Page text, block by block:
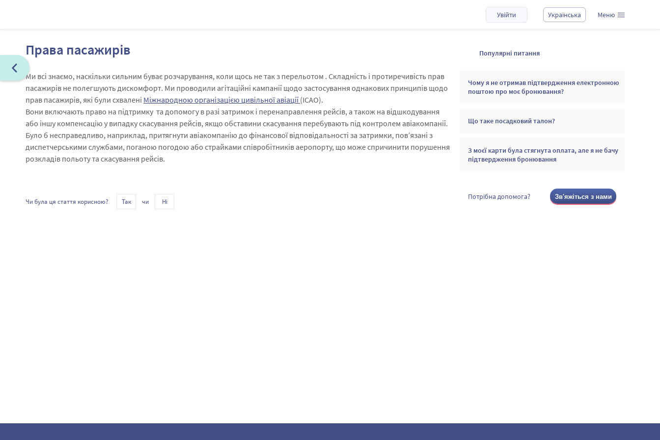
Увійти Українська Меню
Права пасажирів
Ми всі знаємо, наскільки сильним буває розчарування, коли щось не так з перельотом . Складність і протиречивість прав
пасажирів не полегшують дискомфорт. Ми проводили агітаційні кампанії щодо застосування однакових принципів щодо
прав пасажирів, які були схвалені Міжнародною організацією цивільної авіації (ICAO).
Вони включають право на підтримку та допомогу в разі затримок і перенаправлення рейсів, а також на відшкодування
або іншу компенсацію у випадку скасування рейсів, якщо обставини скасування перебувають під контролем авіакомпанії.
Було б несправедливо, наприклад, притягнути авіакомпанію до фінансової відповідальності за затримки, пов’язані з
диспетчерськими службами, поганою погодою або страйками співробітників аеропорту, що може спричинити порушення
розкладів польоту та скасування рейсів.
Чи була ця стаття корисною? Так чи Ні
Популярні питання
Чому я не отримав підтвердження електронною
поштою про моє бронювання?
Що таке посадковий талон?
З моєї карти була стягнута оплата, але я не бачу
підтвердження бронювання
Потрібна допомога? Зв'яжіться з нами